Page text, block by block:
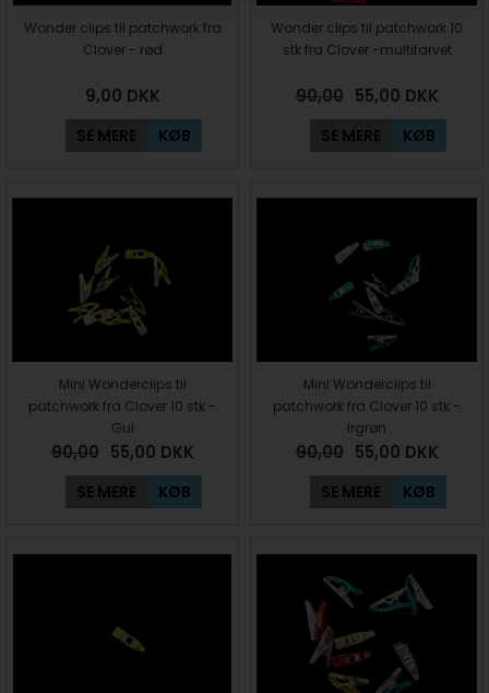
Wonder clips til patchwork fra
Clover - rød
9,00 DKK
SE MERE KØB
Wonder clips til patchwork 10
stk fra Clover -multifarvet
90,00 55,00 DKK
SE MERE KØB
Mini Wonderclips til
patchwork fra Clover 10 stk -
Gul
90,00 55,00 DKK
SE MERE KØB
Mini Wonderclips til
patchwork fra Clover 10 stk -
Irgrøn
90,00 55,00 DKK
SE MERE KØB